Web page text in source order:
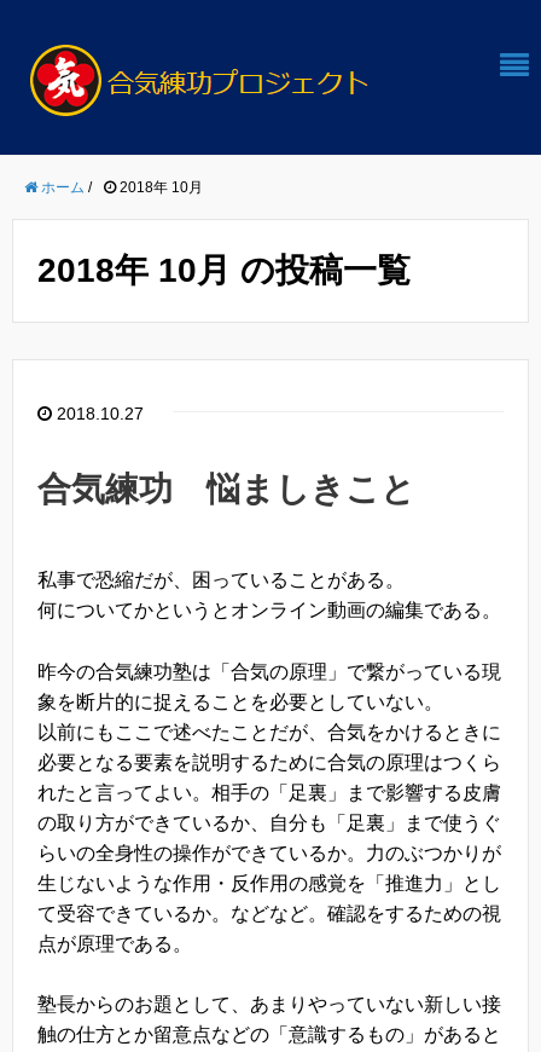
ホーム / 2018年 10月
2018年 10月 の投稿一覧
2018.10.27
合気練功 悩ましきこと
私事で恐縮だが、困っていることがある。
何についてかというとオンライン動画の編集である。
昨今の合気練功塾は「合気の原理」で繋がっている現
象を断片的に捉えることを必要としていない。
以前にもここで述べたことだが、合気をかけるときに
必要となる要素を説明するために合気の原理はつくら
れたと言ってよい。相手の「足裏」まで影響する皮膚
の取り方ができているか、自分も「足裏」まで使うぐ
らいの全身性の操作ができているか。力のぶつかりが
生じないような作用・反作用の感覚を「推進力」とし
て受容できているか。などなど。確認をするための視
点が原理である。
塾長からのお題として、あまりやっていない新しい接
触の仕方とか留意点などの「意識するもの」があると